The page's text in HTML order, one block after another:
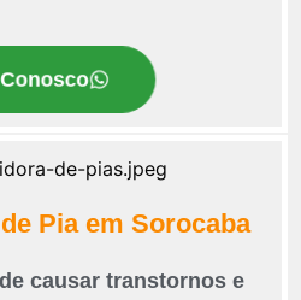
Pia em Sorocaba
causar transtornos e